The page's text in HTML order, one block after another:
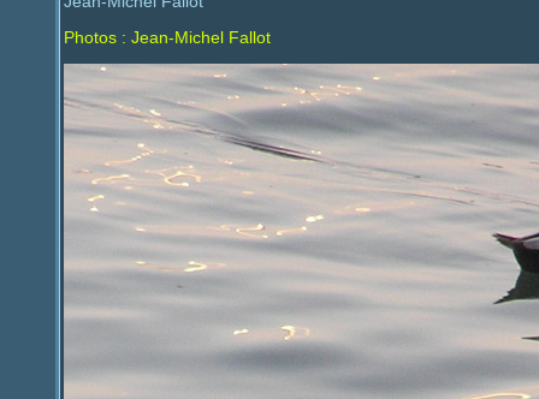
Photos : Jean-Michel Fallot